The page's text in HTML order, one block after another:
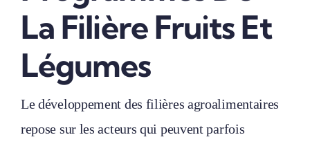
La Filière Fruits Et
Légumes
Le développement des filières agroalimentaires
repose sur les acteurs qui peuvent parfois